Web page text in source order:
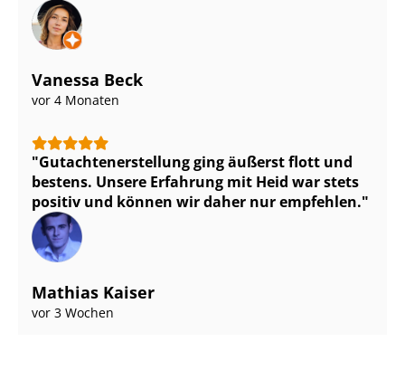
Vanessa Beck
vor 4 Monaten
Gut­ach­ten­er­stel­lung ging äußerst flott und
bestens. Unsere Erfahrung mit Heid war stets
positiv und können wir daher nur empfehlen.
Mathias Kaiser
vor 3 Wochen